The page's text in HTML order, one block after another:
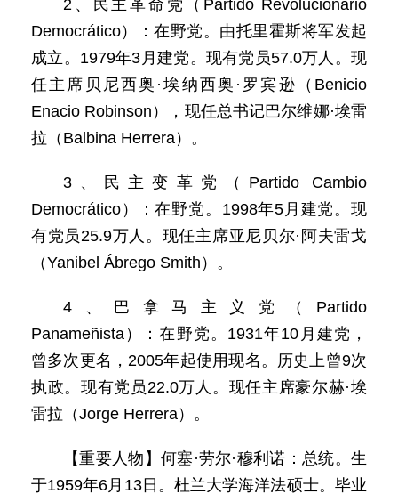
2、民主革命党（Partido Revolucionario
Democrático）：在野党。由托里霍斯将军发起
成立。1979年3月建党。现有党员57.0万人。现
任主席贝尼西奥·埃纳西奥·罗宾逊（Benicio
Enacio Robinson），现任总书记巴尔维娜·埃雷
拉（Balbina Herrera）。
3、民主变革党（Partido Cambio
Democrático）：在野党。1998年5月建党。现
有党员25.9万人。现任主席亚尼贝尔·阿夫雷戈
（Yanibel Ábrego Smith）。
4、巴拿马主义党（Partido
Panameñista）：在野党。1931年10月建党，
曾多次更名，2005年起使用现名。历史上曾9次
执政。现有党员22.0万人。现任主席豪尔赫·埃
雷拉（Jorge Herrera）。
【重要人物】何塞·劳尔·穆利诺：总统。生
于1959年6月13日。杜兰大学海洋法硕士。毕业